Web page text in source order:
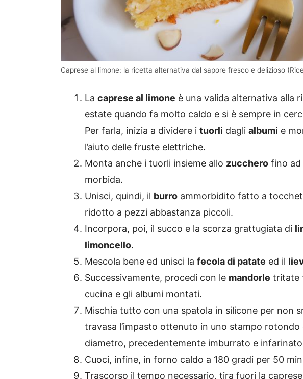
Caprese al limone: la ricetta alternativa dal sapore fresco e delizioso
La caprese al limone è una valida alternativa alla
estate quando fa molto caldo e si è sempre in
Per farla, inizia a dividere i tuorli dagli albumi e
l’aiuto delle fruste elettriche.
Monta anche i tuorli insieme allo zucchero fino ad
morbida.
Unisci, quindi, il burro ammorbidito fatto a
ridotto a pezzi abbastanza piccoli.
Incorpora, poi, il succo e la scorza grattugiata di
limoncello.
Mescola bene ed unisci la fecola di patate ed il
Successivamente, procedi con le mandorle tritate
cucina e gli albumi montati.
Mischia tutto con una spatola in silicone per non
travasa l’impasto ottenuto in uno stampo
diametro, precedentemente imburrato e
Cuoci, infine, in forno caldo a 180 gradi per 50
Trascorso il tempo necessario, tira fuori la